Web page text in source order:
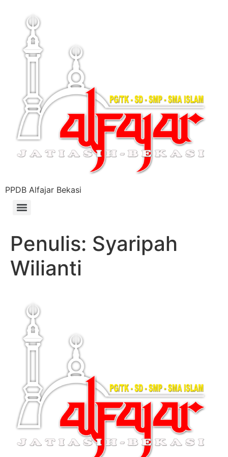
PPDB Alfajar Bekasi
Penulis: Syaripah
Wilianti